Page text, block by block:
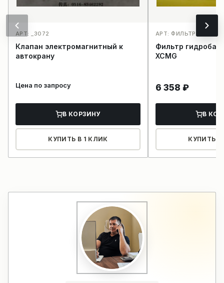
АРТ: _3072
Клапан электромагнитный к
автокрану
Цена по запросу
В КОРЗИНУ
КУПИТЬ В 1 КЛИК
АРТ: ФИЛЬТР
Фильтр
XCMG
6 358 ₽
В
КУПИТЬ В